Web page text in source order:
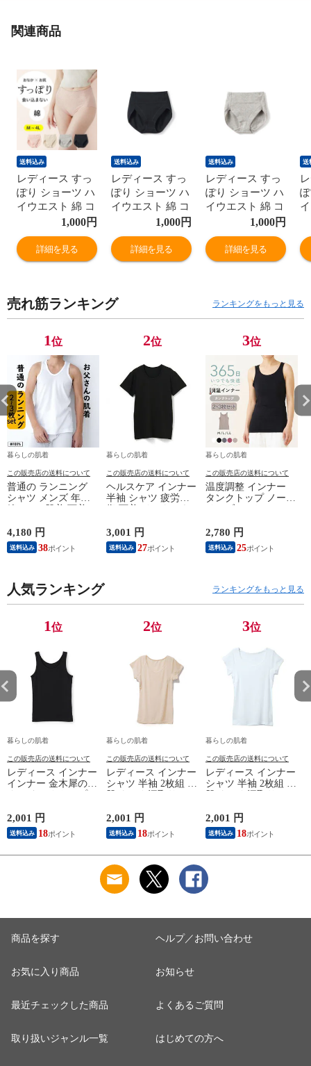
関連商品
送料込み
レディース すっ
ぽり ショーツ ハ
イウエスト 綿 コ
ットン お肌に優
しい ヒップアッ
プ 深ばき レギュ
ラー 女性 年間
1,000円
詳細を見る
送料込み
レディース すっ
ぽり ショーツ ハ
イウエスト 綿 コ
ットン お肌に優
しい ヒップアッ
プ 深ばき レギュ
ラー 女性 年間
1,000円
詳細を見る
送料込み
レディース すっ
ぽり ショーツ ハ
イウエスト 綿 コ
ットン お肌に優
しい ヒップアッ
プ 深ばき レギュ
ラー 女性 年間
1,000円
詳細を見る
送
売れ筋ランキング ランキングをもっと見る
1位
暮らしの肌着
この販売店の送料について
普通の ランニング
シャツ メンズ 年間
ンクトップ ノースリ
ーブ インナー 紳士
男性 シニア 抗菌 防
4,180 円
送料込み 38
2位
暮らしの肌着
この販売店の送料について
ヘルスケア インナー
半袖 シャツ 疲労回
外線 疲労軽減 ボデ
ィケア 健康 プレゼ
ント ギフト ヘルス
3,001 円
送料込み 27
3位
暮らしの肌着
この販売店の送料について
温度調整 インナー
タンクトップ ノース
オフホワイト/ブラウ
ン/ブラック/チャコ
ールグレー/ピンク
2,780 円
送料込み 25
人気ランキング ランキングをもっと見る
1位
暮らしの肌着
この販売店の送料について
レディース インナー
インナー 金木犀のめ
っとり 保湿 ストレ
ッチ ボタニカル タ
ンクトップ 秋冬 お
2,001 円
送料込み 18
2位
暮らしの肌着
この販売店の送料について
レディース インナー
シャツ 半袖 2枚組 素
り インナーシャツ
パッド付き 春夏 汗
染み 防止 汗 対策 綿
ット工業 S5022B-RT
涼しい 肌着
2,001 円
送料込み 18
3位
暮らしの肌着
この販売店の送料について
レディース インナー
シャツ 半袖 2枚組 素
り インナーシャツ
パッド付き 春夏 汗
染み 防止 汗 対策 綿
ット工業 S5022B-RT
涼しい 肌着
2,001 円
送料込み 18
商品を探す
お気に入り商品
最近チェックした商品
取り扱いジャンル一覧
ヘルプ／お問い合わせ
お知らせ
よくあるご質問
はじめての方へ